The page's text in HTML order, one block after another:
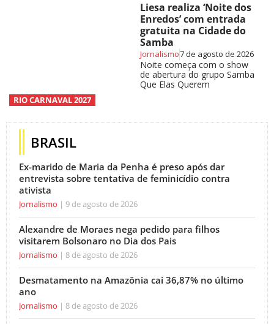
RIO CARNAVAL 2027
Liesa realiza ‘Noite dos
Enredos’ com entrada
gratuita na Cidade do
Samba
Jornalismo7 de agosto de 2026
Noite começa com o show
de abertura do grupo Samba
Que Elas Querem
BRASIL
Ex-marido de Maria da Penha é preso após dar
entrevista sobre tentativa de feminicídio contra
ativista
Jornalismo 9 de agosto de 2026
Alexandre de Moraes nega pedido para filhos
visitarem Bolsonaro no Dia dos Pais
Jornalismo 8 de agosto de 2026
Desmatamento na Amazônia cai 36,87% no último
ano
Jornalismo 8 de agosto de 2026